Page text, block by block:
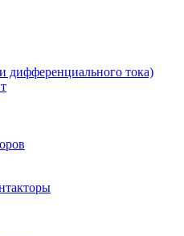
дифференциального тока)